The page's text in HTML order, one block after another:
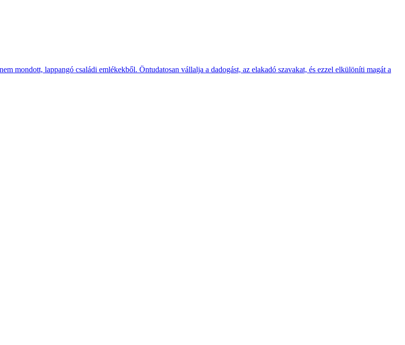
mon­dott, lap­pangó családi emlé­kekből. Öntu­dato­san vállalja a dado­gást, az elakadó szava­kat, és ezzel elkü­löníti magát a